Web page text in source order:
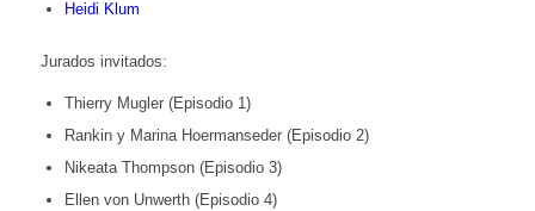
Heidi Klum
Jurados invitados:
Thierry Mugler (Episodio 1)
Rankin y Marina Hoermanseder (Episodio 2)
Nikeata Thompson (Episodio 3)
Ellen von Unwerth (Episodio 4)